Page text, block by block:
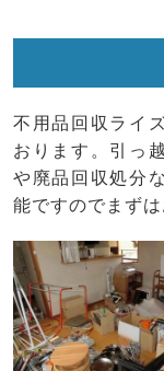
不用品回収ライ
おります。引っ
や廃品回収処分
能ですのでまず